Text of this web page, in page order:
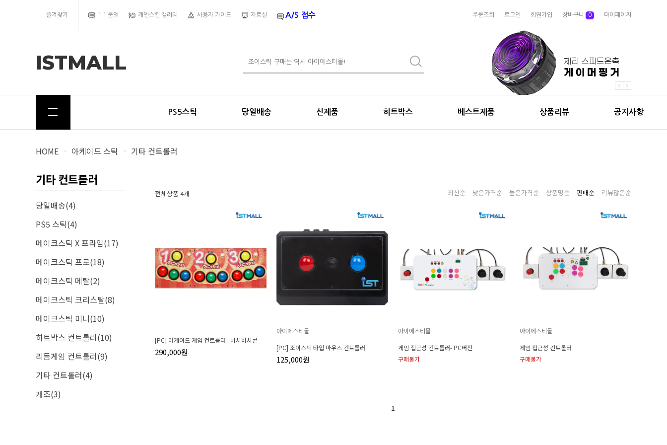
즐겨찾기 1:1 문의 개인스킨 갤러리 사용자 가이드 자료실 A/S 접수 주문조회 로그인 회원가입 장바구니 0 마이페이지
ISTMALL
PS5스틱 당일배송 신제품 히트박스 베스트제품 상품리뷰 공지사항
HOME > 아케이드 스틱 > 기타 컨트롤러
기타 컨트롤러
당일배송(4)
PS5 스틱(4)
메이크스틱 X 프라임(17)
메이크스틱 프로(18)
메이크스틱 메탈(2)
메이크스틱 크리스탈(8)
메이크스틱 미니(10)
히트박스 컨트롤러(10)
리듬게임 컨트롤러(9)
기타 컨트롤러(4)
개조(3)
전체상품 4개 최신순 낮은가격순 높은가격순 상품명순 판매순 리뷰많은순
[PC] 아케이드 게임 컨트롤러 : 비시바시콘
290,000원
아이에스티몰
[PC] 조이스틱 타입 마우스 컨트롤러
125,000원
아이에스티몰
게임 접근성 컨트롤러- PC버전
구매불가
아이에스티몰
게임 접근성 컨트롤러
구매불가
1